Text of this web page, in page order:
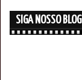
SIGA NOSSO BLOG